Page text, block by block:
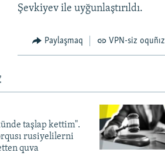
Şevkiyev ile uyğunlaştırıldı.
Paylaşmaq VPN-siz oquñız
taşlap kettim".
rusiyelilerni
quva